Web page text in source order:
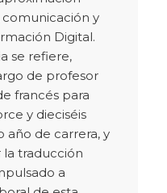
comunicación y
Digital.
se refiere,
de profesor
francés para
y dieciséis
año de carrera, y
la traducción
a